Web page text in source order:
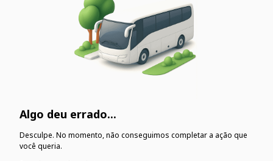
Algo deu errado...
Desculpe. No momento, não conseguimos completar a ação que
você queria.